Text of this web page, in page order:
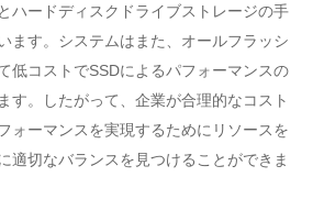
ハードディスクドライブストレージの手
ます。システムはまた、オールフラッシ
低コストでSSDによるパフォーマンスの
す。したがって、企業が合理的なコスト
ォーマンスを実現するためにリソースを
適切なバランスを見つけることができま